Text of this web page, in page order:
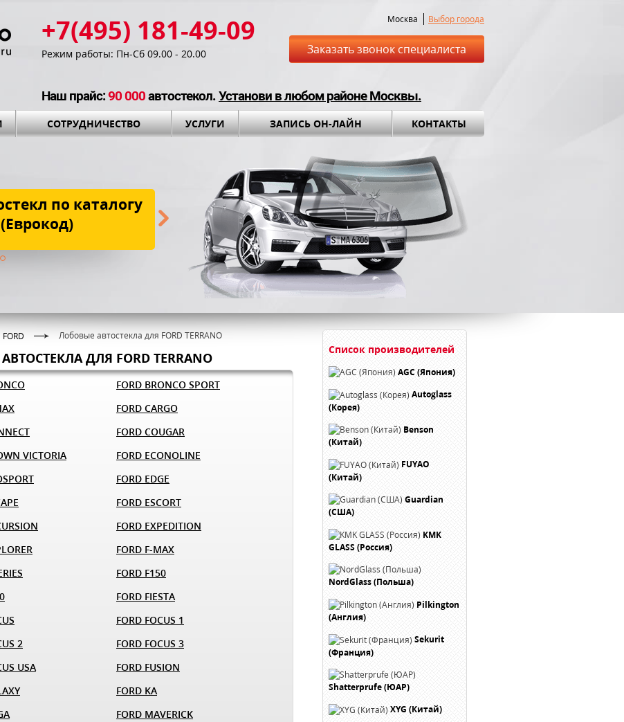
+7(495) 181-49-09
Режим работы: Пн-Сб 09.00 - 20.00
Москва Выбор города
Заказать звонок специалиста
Наш прайс:90 000автостекол.Установи в любом районе Москвы.
СОТРУДНИЧЕСТВО УСЛУГИ ЗАПИСЬ ОН-ЛАЙН КОНТАКТЫ
по каталогу
(Еврокод)
Бесплатная доставка до места
установки и установочный комплект вПОДАРОК!
FORD Лобовые автостекла для FORD TERRANO
ДЛЯ FORD TERRANO
FORD BRONCO SPORT
FORD CARGO
FORD COUGAR
VICTORIA
FORD ECONOLINE
FORD EDGE
FORD ESCORT
FORD EXPEDITION
FORD F-MAX
FORD F150
FORD FIESTA
FORD FOCUS 1
2
FORD FOCUS 3
USA
FORD FUSION
FORD KA
FORD MAVERICK
Список производителей
AGC (Япония)
Autoglass
(Корея)
Benson
(Китай)
FUYAO
(Китай)
Guardian
(США)
KMK
GLASS (Россия)
NordGlass (Польша)
Pilkington
(Англия)
Sekurit
(Франция)
Shatterprufe (ЮАР)
XYG (Китай)